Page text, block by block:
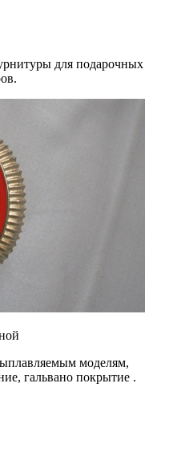
для подарочных
моделям,
гальвано покрытие .